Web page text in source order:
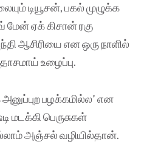
டியூசன், பகல் முழுக்க
மேன் ஏக் கிசான் ரகு
ஆசிரியை என ஒரு நாளில்
உழைப்பு.
பழக்கமில்ல’ என
மடக்கி பெருசுகள்
அஞ்சல் வழியில்தான்.